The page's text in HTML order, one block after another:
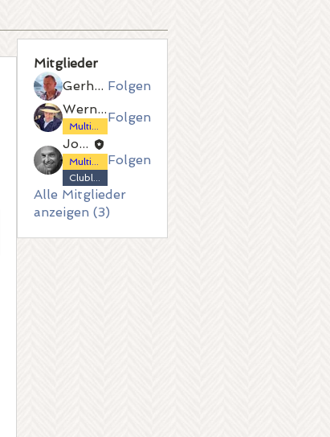
Mitglieder
Gerhard Küster Folgen
Werner Fitzthum
Multi-Citroënist
Folgen
Joachim Palden
Multi-Citroënist
Clubleitung
Folgen
Alle Mitglieder
anzeigen (3)